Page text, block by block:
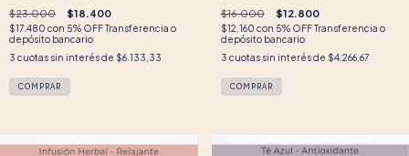
$23.000 $18.400
$17.480 con 5% OFF Transferencia o
depósito bancario
3 cuotas sin interés de $6.133,33
$16.000 $12.800
$12.160 con 5% OFF Transferencia o
depósito bancario
3 cuotas sin interés de $4.266,67